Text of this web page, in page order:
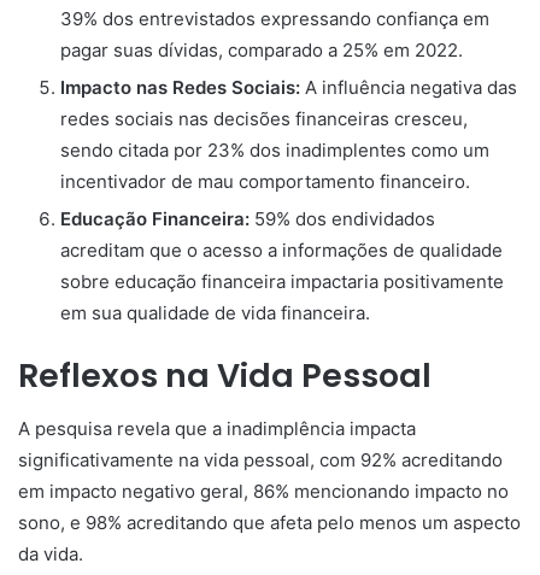
39% dos entrevistados expressando confiança em
pagar suas dívidas, comparado a 25% em 2022.
Impacto nas Redes Sociais: A influência negativa das
redes sociais nas decisões financeiras cresceu,
sendo citada por 23% dos inadimplentes como um
incentivador de mau comportamento financeiro.
Educação Financeira: 59% dos endividados
acreditam que o acesso a informações de qualidade
sobre educação financeira impactaria positivamente
em sua qualidade de vida financeira.
Reflexos na Vida Pessoal
A pesquisa revela que a inadimplência impacta
significativamente na vida pessoal, com 92% acreditando
em impacto negativo geral, 86% mencionando impacto no
sono, e 98% acreditando que afeta pelo menos um aspecto
da vida.